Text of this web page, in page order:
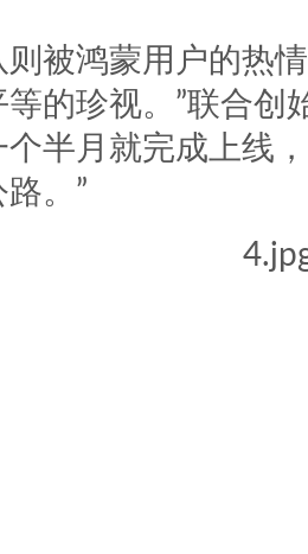
则被鸿蒙用户的热
的珍视。”联合创
个半月就完成上线
。”